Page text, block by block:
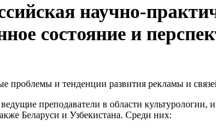
научно-
состояние и
проблемы и тенденции развития рекламы и
преподаватели в области
Беларуси и Узбекистана. Среди них: